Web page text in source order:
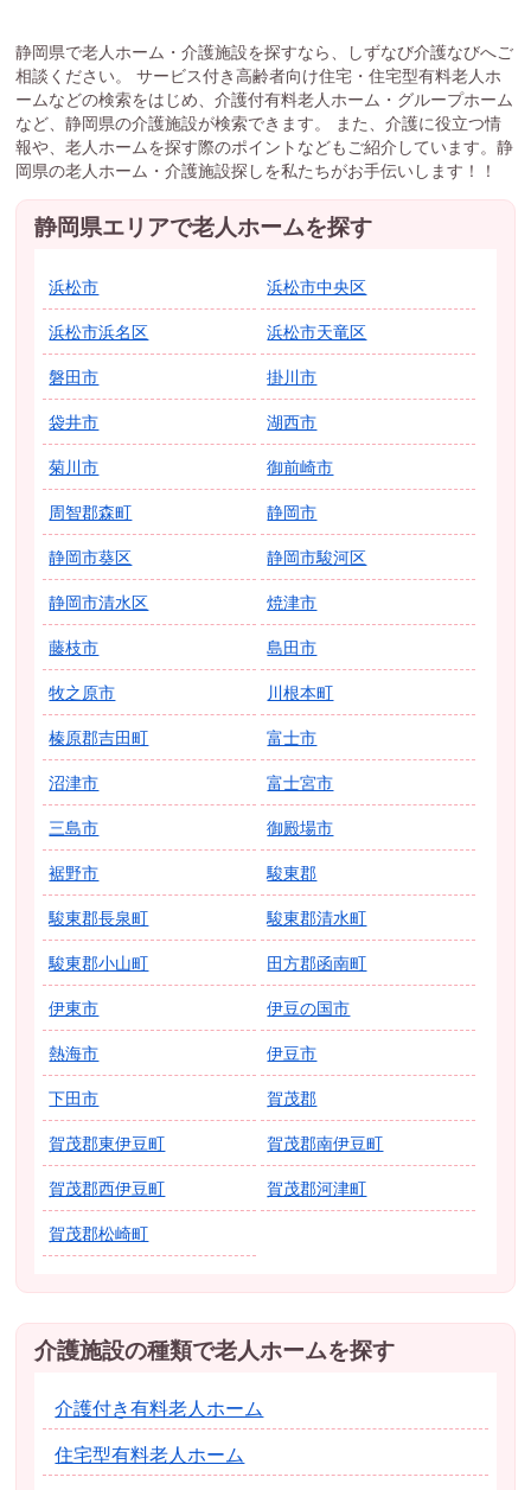
静岡県で老人ホーム・介護施設を探すなら、しずなび介護なびへご
相談ください。 サービス付き高齢者向け住宅・住宅型有料老人ホ
ームなどの検索をはじめ、介護付有料老人ホーム・グループホーム
など、静岡県の介護施設が検索できます。 また、介護に役立つ情
報や、老人ホームを探す際のポイントなどもご紹介しています。静
岡県の老人ホーム・介護施設探しを私たちがお手伝いします！！
静岡県エリアで老人ホームを探す
浜松市 浜松市中央区
浜松市浜名区 浜松市天竜区
磐田市 掛川市
袋井市 湖西市
菊川市 御前崎市
周智郡森町 静岡市
静岡市葵区 静岡市駿河区
静岡市清水区 焼津市
藤枝市 島田市
牧之原市 川根本町
榛原郡吉田町 富士市
沼津市 富士宮市
三島市 御殿場市
裾野市 駿東郡
駿東郡長泉町 駿東郡清水町
駿東郡小山町 田方郡函南町
伊東市 伊豆の国市
熱海市 伊豆市
下田市 賀茂郡
賀茂郡東伊豆町 賀茂郡南伊豆町
賀茂郡西伊豆町 賀茂郡河津町
賀茂郡松崎町
介護施設の種類で老人ホームを探す
介護付き有料老人ホーム
住宅型有料老人ホーム